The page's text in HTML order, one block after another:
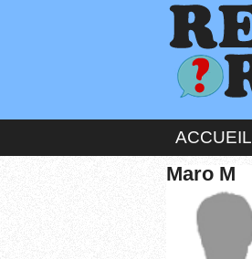
ACCUEIL
Maro M